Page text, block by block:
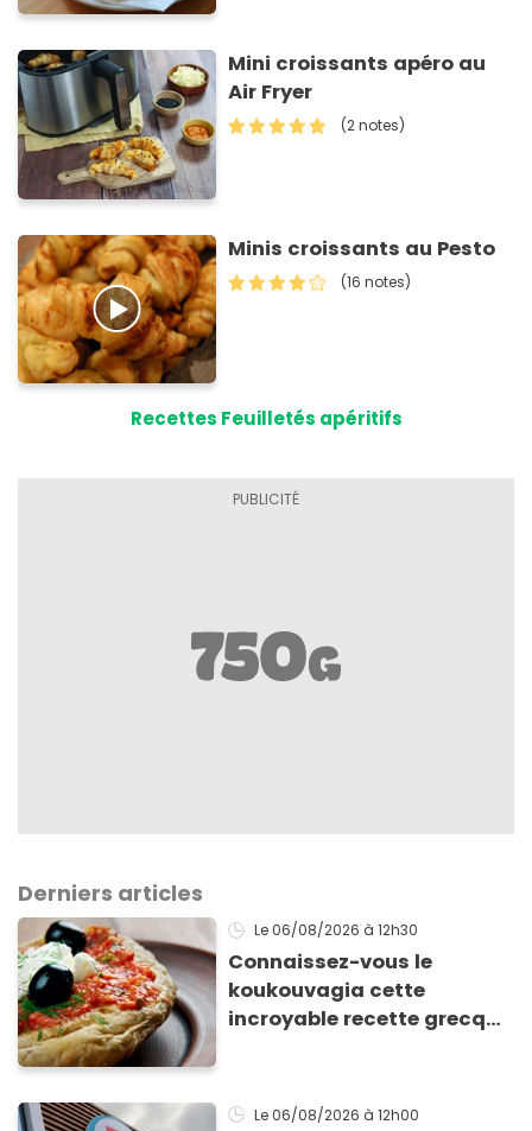
Mini croissants apéro au
Air Fryer
(2 notes)
Minis croissants au Pesto
(16 notes)
Recettes Feuilletés apéritifs
Derniers articles
Le 06/08/2026 à 12h30
Connaissez-vous le
koukouvagia cette
incroyable recette grecque
Le 06/08/2026 à 12h00